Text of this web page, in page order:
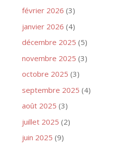
février 2026 (3)
janvier 2026 (4)
décembre 2025 (5)
novembre 2025 (3)
octobre 2025 (3)
septembre 2025 (4)
août 2025 (3)
juillet 2025 (2)
juin 2025 (9)